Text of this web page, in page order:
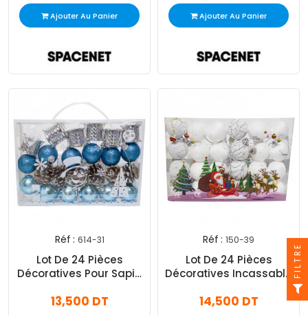
Ajouter Au Panier Ajouter Au Panier
Réf : 614-31
Lot De 24 Pièces
Décoratives Pour Sapin
13,500 DT
Réf : 150-39
Lot De 24 Pièces
Décoratives Incassable
14,500 DT
FILTRE